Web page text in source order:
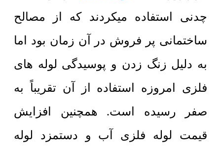
چدنی استفاده میکردند که از مصالح
ساختمانی پر فروش در آن زمان بود اما
به دلیل زنگ زدن و پوسیدگی لوله های
فلزی امروزه استفاده از آن تقریباً به
صفر رسیده است. همچنین افزایش
قیمت لوله فلزی آب و دستمزد لوله